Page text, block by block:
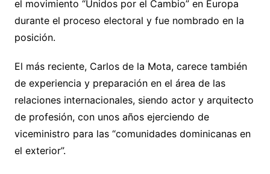
el movimiento “Unidos por el Cambio” en Europa
durante el proceso electoral y fue nombrado en la
posición.
El más reciente, Carlos de la Mota, carece también
de experiencia y preparación en el área de las
relaciones internacionales, siendo actor y arquitecto
de profesión, con unos años ejerciendo de
viceministro para las “comunidades dominicanas en
el exterior”.